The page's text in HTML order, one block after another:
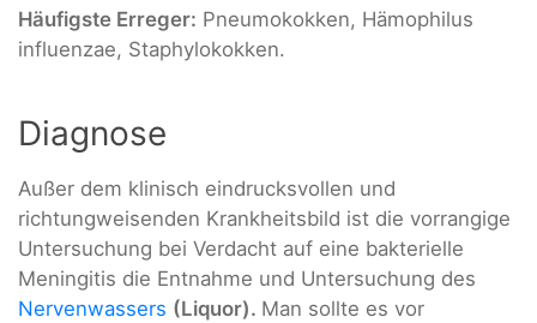
Häufigste Erreger: Pneumokokken, Hämophilus
influenzae, Staphylokokken.
Diagnose
Außer dem klinisch eindrucksvollen und
richtungweisenden Krankheitsbild ist die vorrangige
Untersuchung bei Verdacht auf eine bakterielle
Meningitis die Entnahme und Untersuchung des
Nervenwassers (Liquor). Man sollte es vor